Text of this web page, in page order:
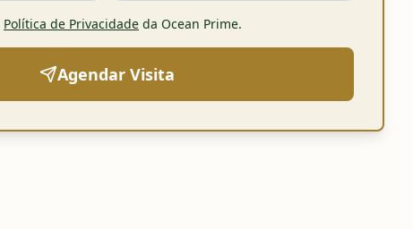
Política de Privacidade da Ocean Prime.
Agendar Visita